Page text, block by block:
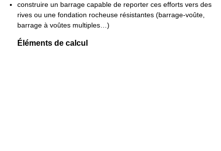
construire un barrage capable de reporter ces efforts vers des
rives ou une fondation rocheuse résistantes (barrage-voûte,
barrage à voûtes multiples…)
Éléments de calcul